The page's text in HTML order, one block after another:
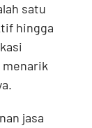
satu
hingga
jasa